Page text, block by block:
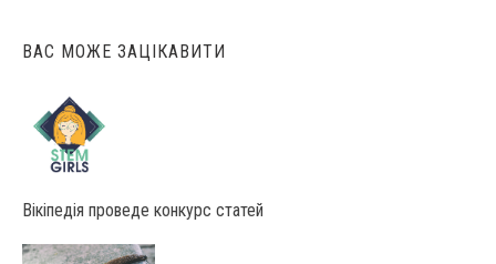
ВАС МОЖЕ ЗАЦІКАВИТИ
Вікіпедія проведе конкурс статей